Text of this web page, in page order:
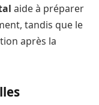
aide à préparer
tandis que le
après la